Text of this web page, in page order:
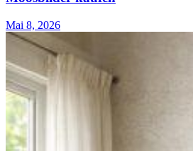
Mai 8, 2026